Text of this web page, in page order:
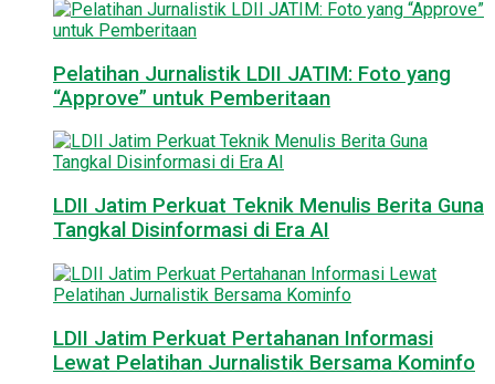
Pelatihan Jurnalistik LDII JATIM: Foto yang
“Approve” untuk Pemberitaan
LDII Jatim Perkuat Teknik Menulis Berita Guna
Tangkal Disinformasi di Era AI
LDII Jatim Perkuat Pertahanan Informasi
Lewat Pelatihan Jurnalistik Bersama Kominfo